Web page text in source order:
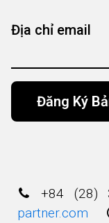
Địa chỉ email
+84 (28)
partner.com